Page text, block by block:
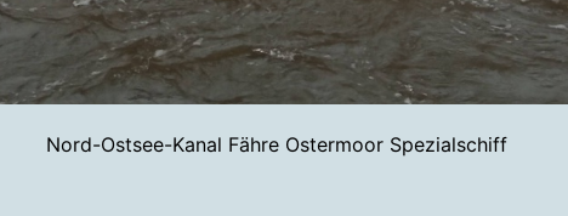
Nord-Ostsee-Kanal Fähre Ostermoor Spezialschiff